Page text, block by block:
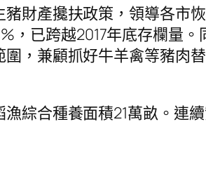
財產攙扶政策，領導各市
，已跨越2017年底存欄量
，兼顧抓好牛羊禽等豬肉
綜合種養面積21萬畝。連